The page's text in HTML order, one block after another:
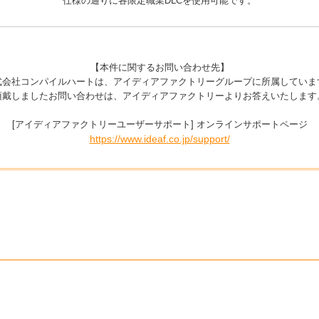
【本件に関するお問い合わせ先】
会社コンパイルハートは、アイディアファクトリーグループに所属していま
戴しましたお問い合わせは、アイディアファクトリーよりお答えいたします
[アイディアファクトリーユーザーサポート] オンラインサポートページ
https://www.ideaf.co.jp/support/